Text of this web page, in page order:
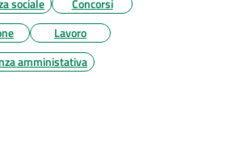
sociale
Concorsi
Lavoro
amministativa